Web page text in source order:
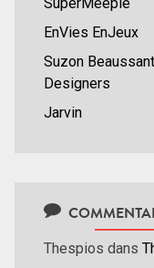
EnVies EnJeux
Suzon
Designers
Jarvin
Thespios dans